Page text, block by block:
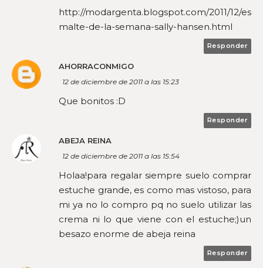
http://modargenta.blogspot.com/2011/12/es
malte-de-la-semana-sally-hansen.html
Responder
AHORRACONMIGO
12 de diciembre de 2011 a las 15:23
Que bonitos :D
Responder
ABEJA REINA
12 de diciembre de 2011 a las 15:54
Holaa!para regalar siempre suelo comprar
estuche grande, es como mas vistoso, para
mi ya no lo compro pq no suelo utilizar las
crema ni lo que viene con el estuche;)un
besazo enorme de abeja reina
Responder